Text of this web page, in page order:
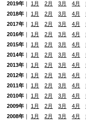
2019年 ｜ 1月 2月 3月 4月
2018年 ｜ 1月 2月 3月 4月
2017年 ｜ 1月 2月 3月 4月
2016年 ｜ 1月 2月 3月 4月
2015年 ｜ 1月 2月 3月 4月
2014年 ｜ 1月 2月 3月 4月
2013年 ｜ 1月 2月 3月 4月
2012年 ｜ 1月 2月 3月 4月
2011年 ｜ 1月 2月 3月 4月
2010年 ｜ 1月 2月 3月 4月
2009年 ｜ 1月 2月 3月 4月
2008年 ｜ 1月 2月 3月 4月